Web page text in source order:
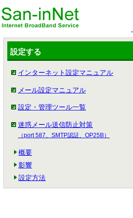
設定する
インターネット設定マニュアル
メール設定マニュアル
設定・管理ツール一覧
迷惑メール送信防止対策
（port 587、SMTP認証、OP25B）
概要
影響
設定方法